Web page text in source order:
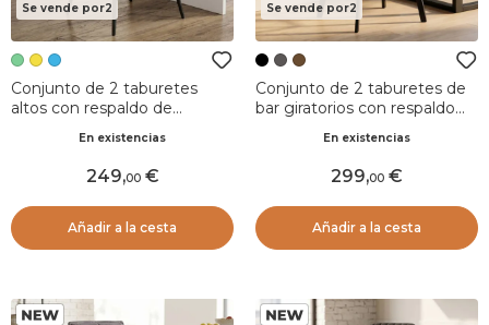
Se vende por2
Conjunto de 2 taburetes
altos con respaldo de
(Asiento 75cm) Juno Verde
En existencias
249,00
Añadir a la cesta
Se vende por2
Conjunto de 2 taburetes de
bar giratorios con respaldo
En existencias
299,00
Añadir a la cesta